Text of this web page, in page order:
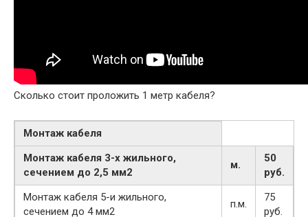
Сколько стоит проложить 1 метр кабеля?
Монтаж кабеля
Монтаж кабеля 3-х жильного,
сечением до 2,5 мм2
м.
50
руб.
Монтаж кабеля 5-и жильного,
сечением до 4 мм2
п.м.
75
руб.